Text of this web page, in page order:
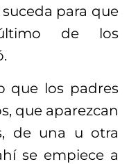
para que
de los
que los padres
que aparezcan
de una u otra
se empiece a